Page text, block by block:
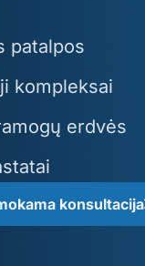
patalpos
kompleksai
erdvės
konsultacija